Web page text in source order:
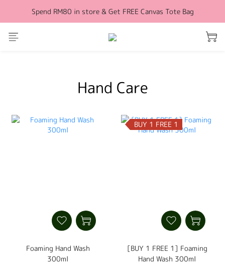
Free Shipping for orders above RM100 (WM)
Spend RM80 in store & Get FREE Canvas Tote Bag
Free Shipping for orders above RM100 (WM) next
Hand Care
Foaming Hand Wash
300ml
BUY 1 FREE 1
[BUY 1 FREE 1] Foaming
Hand Wash 300ml